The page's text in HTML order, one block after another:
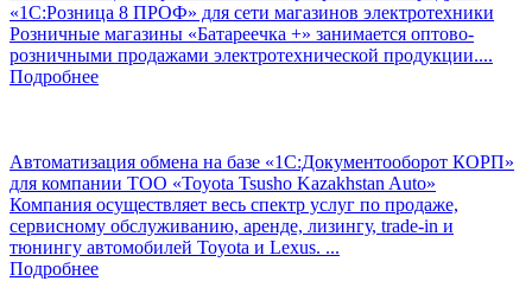
«1С:Розница 8 ПРОФ» для сети магазинов электротехники
Розничные магазины «Батареечка +» занимается оптово-
розничными продажами электротехнической продукции....
Подробнее
Автоматизация обмена на базе «1С:Документооборот КОРП»
для компании ТОО «Toyota Tsusho Kazakhstan Auto»
Компания осуществляет весь спектр услуг по продаже,
сервисному обслуживанию, аренде, лизингу, trade-in и
тюнингу автомобилей Toyota и Lexus. ...
Подробнее